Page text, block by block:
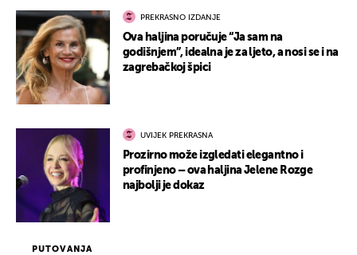
PUTOVANJA
PREKRASNO IZDANJE
Ova haljina poručuje “Ja sam na
godišnjem”, idealna je za ljeto, a nosi se i na
zagrebačkoj špici
UVIJEK PREKRASNA
Prozirno može izgledati elegantno i
profinjeno – ova haljina Jelene Rozge
najbolji je dokaz